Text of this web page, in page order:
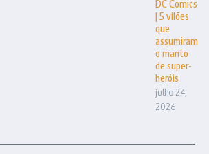
DC Comics
| 5 vilões
que
assumiram
o manto
de super-
heróis
julho 24,
2026